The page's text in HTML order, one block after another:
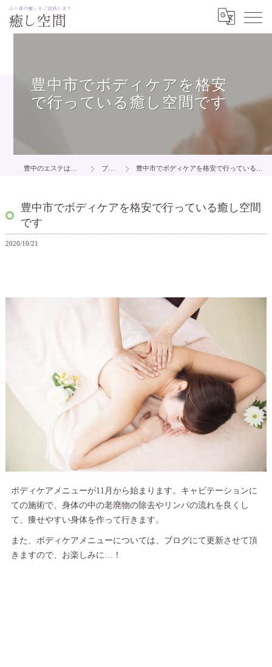
豊中市でボディケアを格安
で行っている癒し空間です
ブログ 豊中市でボディケアを格安で行っている癒し空間です
豊中市でボディケアを格安で行っている癒し空間
です
2020/10/21
ボディケアメニューが11月から始まります。キャビテーションに
ての施術で、身体の中の老廃物の除去やリンパの流れを良くし
て、痩せやすい身体を作って行きます。
また、ボディケアメニューについては、ブログにて更新させて頂
きますので、お楽しみに…！